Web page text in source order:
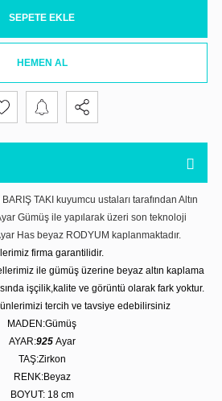
SEPETE EKLE
HEMEN AL
TAKI kuyumcu ustaları tarafından Altın
Gümüş ile yapılarak üzeri son teknoloji
Has beyaz RODYUM kaplanmaktadır.
firma garantilidir.
ile gümüş üzerine beyaz altın kaplama
işçilik,kalite ve görüntü olarak fark yoktur.
tercih ve tavsiye edebilirsiniz
MADEN:Gümüş
AYAR:925 Ayar
TAŞ:Zirkon
RENK:Beyaz
BOYUT: 18 cm